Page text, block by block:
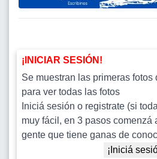
¡INICIAR SESIÓN!
Se muestran las primeras fotos
para ver todas las fotos
Iniciá sesión o registrate (si
muy fácil, en 3 pasos comenzá
gente que tiene ganas de
¡Iniciá